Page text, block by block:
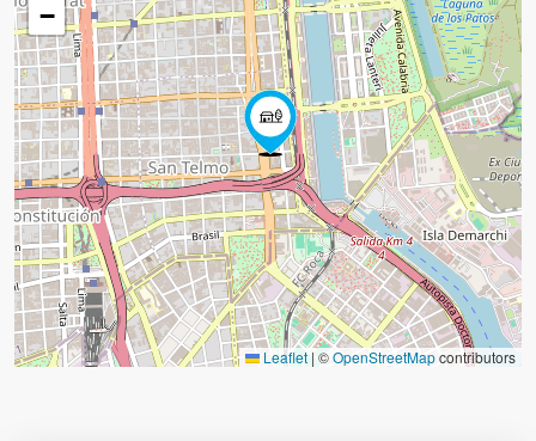
−
Leaflet|©OpenStreetMapcontributors